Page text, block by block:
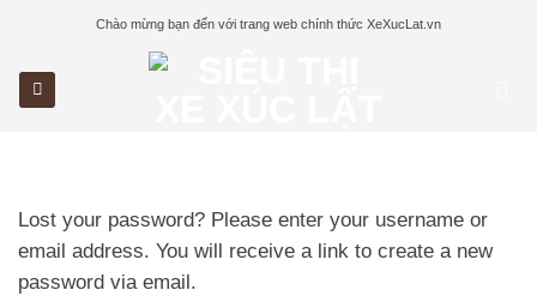
content
Chào mừng bạn đến với trang web chính thức XeXucLat.vn
Lost your password? Please enter your username or
email address. You will receive a link to create a new
password via email.